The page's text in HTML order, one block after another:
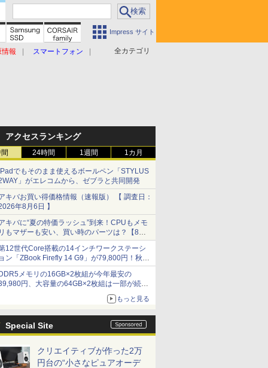
Impress サイト
全カテゴリ
情報 スマートフォン
アクセスランキング
24時間 1週間 1カ月
でもそのまま使えるボールペン「STYLUS
」がエレコムから、ゼブラと共同開発
キバお買い得価格情報（速報版） 【 調査日：
年8月6日 】
キバに“夏の特価ラッシュ”到来！CPUもメモ
もマザーも安い、買い時のパーツは？【8月7
(金)22時配信】
12世代Core搭載の14インチワークステーシ
ン「ZBook Firefly 14 G9」が79,800円！秋葉
で中古PCセール
メモリの16GB×2枚組が今年最安の
円、大容量の64GB×2枚組は一部が続騰
もっと見る
Special Site
クリエイティブが作った2万
円台の“小さなピュアオーデ